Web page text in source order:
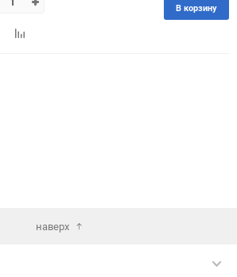
150
Добавить
В корзину
наверх